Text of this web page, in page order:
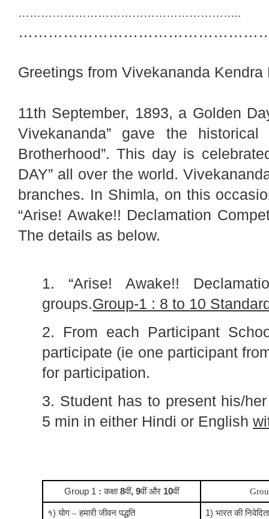
…………………………………………………..
Greetings from Vivekananda
11th September, 1893, a Golden
Vivekananda” gave the
Brotherhood”. This day is
DAY” all over the world.
branches. In Shimla, on this
“Arise! Awake!! Declamation
The details as below.
1. “Arise! Awake!!
groups.Group-1 : 8 to 10
2. From each Participant
participate (ie one participant
for participation.
3. Student has to present his/
5 min in either Hindi or English
Group 1 :कक्षा8वीं, 9वीं और 10वीं
१)योग – हमारी जीवन पद्धति
1) भारत की निवेदिता